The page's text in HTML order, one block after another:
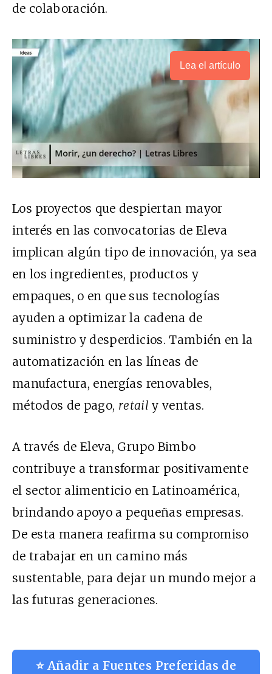
de colaboración.
Lea el artículo
Los proyectos que despiertan mayor
interés en las convocatorias de Eleva
implican algún tipo de innovación, ya sea
en los ingredientes, productos y
empaques, o en que sus tecnologías
ayuden a optimizar la cadena de
suministro y desperdicios. También en la
automatización en las líneas de
manufactura, energías renovables,
métodos de pago, retail y ventas.
A través de Eleva, Grupo Bimbo
contribuye a transformar positivamente
el sector alimenticio en Latinoamérica,
brindando apoyo a pequeñas empresas.
De esta manerareafirma su compromiso
de trabajar en un camino más
sustentable, para dejar un mundo mejor a
las futuras generaciones.
⭐ Añadir a Fuentes Preferidas de